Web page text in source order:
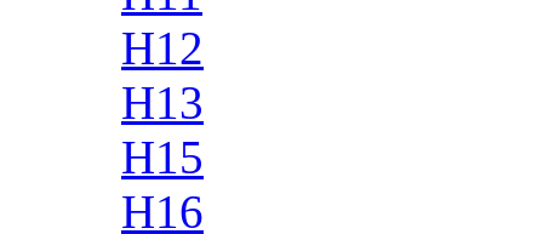
H12
H13
H15
H16